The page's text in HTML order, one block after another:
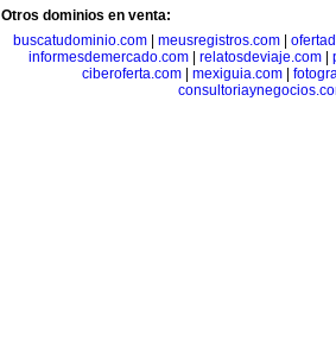
Otros dominios en venta:
buscatudominio.com| meusregistros.com|
informesdemercado.com| relatosdeviaje.com|
ciberoferta.com
mexiguia.com